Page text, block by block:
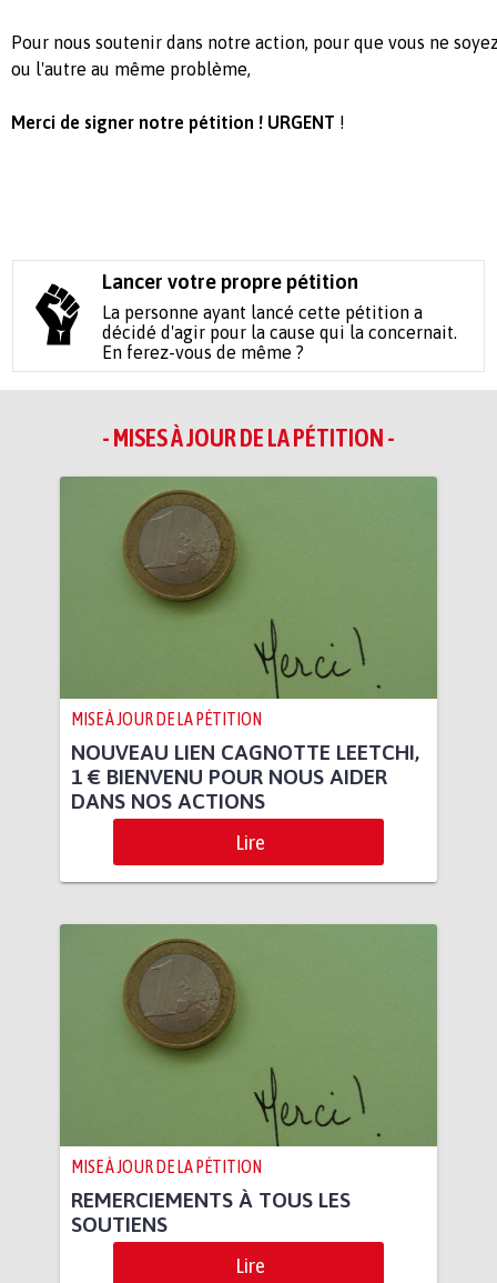
Pour nous soutenir dans notre action, pour que vous ne
ou l'autre au même problème,
Merci de signer notre pétition ! URGENT !
Lancer votre propre pétition
La personne ayant lancé cette pétition a
décidé d'agir pour la cause qui la concernait.
En ferez-vous de même ?
- MISES À JOUR DE LA PÉTITION -
MISE À JOUR DE LA PÉTITION
NOUVEAU LIEN CAGNOTTE LEETCHI,
1 € BIENVENU POUR NOUS AIDER
DANS NOS ACTIONS
Lire
MISE À JOUR DE LA PÉTITION
REMERCIEMENTS À TOUS LES
SOUTIENS
Lire